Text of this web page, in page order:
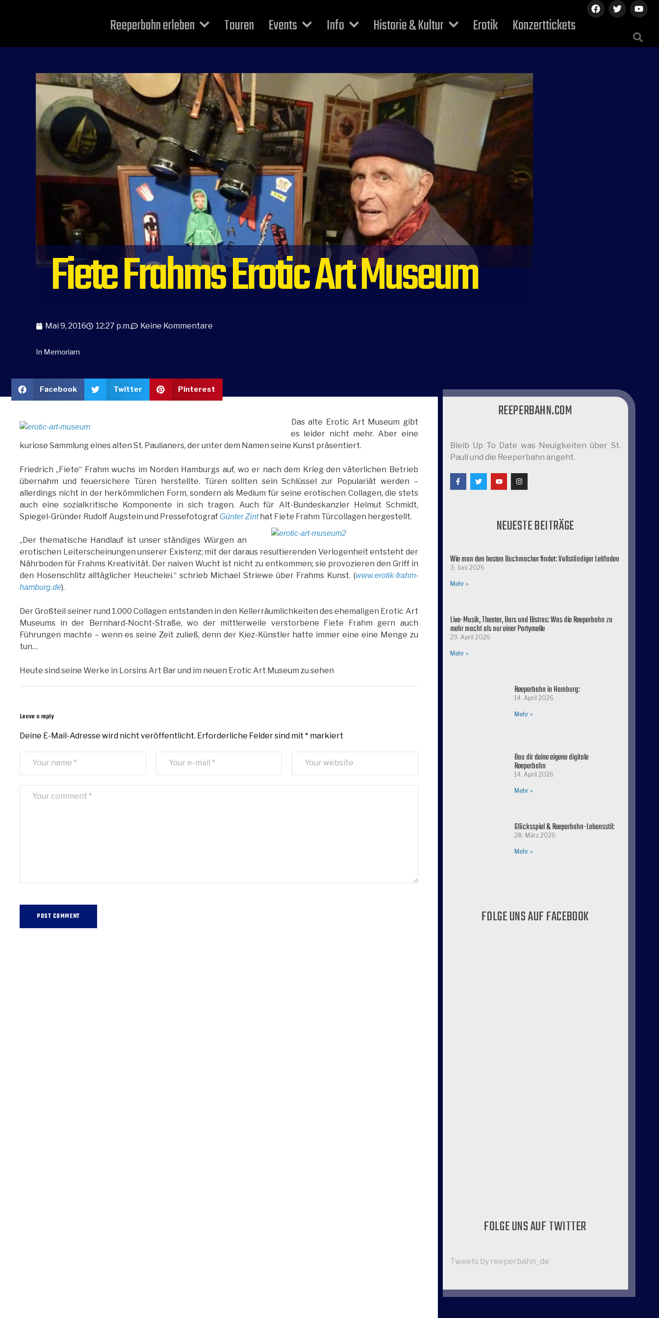
Reeperbahn erleben Touren Events Info Historie & Kultur Erotik Konzerttickets
Fiete Frahms Erotic Art Museum
Mai 9, 2016 12:27 p.m. Keine Kommentare
In Memoriam
Facebook Twitter Pinterest
Das alte Erotic Art Museum gibt
es leider nicht mehr. Aber eine
kuriose Sammlung eines alten St. Paulianers, der unter dem Namen seine Kunst präsentiert.
Friedrich „Fiete“ Frahm wuchs im Norden Hamburgs auf, wo er nach dem Krieg den väterlichen Betrieb
übernahm und feuersichere Türen herstellte. Türen sollten sein Schlüssel zur Populariät werden –
allerdings nicht in der herkömmlichen Form, sondern als Medium für seine erotischen Collagen, die stets
auch eine sozialkritische Komponente in sich tragen. Auch für Alt-Bundeskanzler Helmut Schmidt,
Spiegel-Gründer Rudolf Augstein und PressefotografGünter Zinthat Fiete Frahm Türcollagen hergestellt.
„Der thematische Handlauf ist unser ständiges Würgen an
erotischen Leiterscheinungen unserer Existenz; mit der daraus resultierenden Verlogenheit entsteht der
Nährboden für Frahms Kreativität. Der naiven Wucht ist nicht zu entkommen; sie provozieren den Griff in
den Hosenschlitz alltäglicher Heuchelei.“ schrieb Michael Striewe über Frahms Kunst. (www.erotik-frahm-
hamburg.de).
Der Großteil seiner rund 1.000 Collagen entstanden in den Kellerräumlichkeiten des ehemaligen Erotic Art
Museums in der Bernhard-Nocht-Straße, wo der mittlerweile verstorbene Fiete Frahm gern auch
Führungen machte – wenn es seine Zeit zuließ, denn der Kiez-Künstler hatte immer eine eine Menge zu
tun…
Heute sind seine Werke in Lorsins Art Bar und im neuen Erotic Art Museum zu sehen
Leave a reply
Deine E-Mail-Adresse wird nicht veröffentlicht. Erforderliche Felder sind mit * markiert
REEPERBAHN.COM
Bleib Up To Date was Neuigkeiten über St.
Pauli und die Reeperbahn angeht.
NEUESTE BEITRÄGE
Wie man den besten Buchmacher findet: Vollständiger Leitfaden
3. Juni 2026
Mehr »
Live-Musik, Theater, Bars und Bistros: Was die Reeperbahn zu
mehr macht als nur einer Partymeile
29. April 2026
Mehr »
Reeperbahn in Hamburg:
14. April 2026
Mehr »
Bau dir deine eigene digitale
Reeperbahn
14. April 2026
Mehr »
Glücksspiel & Reeperbahn-Lebensstil:
28. März 2026
Mehr »
FOLGE UNS AUF FACEBOOK
FOLGE UNS AUF TWITTER
Tweets by reeperbahn_de